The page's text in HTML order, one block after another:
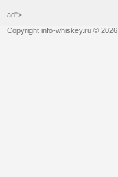
ad">
Copyright info-whiskey.ru © 2026